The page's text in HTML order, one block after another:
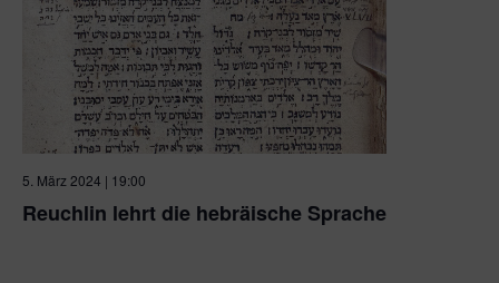
Reuchlin lehrt die hebräische Sprache
5. März 2024 | 19:00